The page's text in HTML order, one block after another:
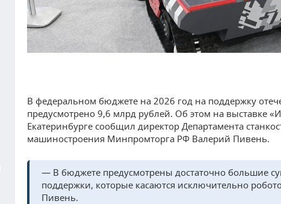
В федеральном бюджете на 2026 год на поддержку
предусмотрено 9,6 млрд рублей. Об этом на выставке
Екатеринбурге сообщил директор Департамента
машиностроения Минпромторга РФ Валерий Пивень.
— В бюджете предусмотрены достаточно большие
поддержки, которые касаются исключительно
Пивень.